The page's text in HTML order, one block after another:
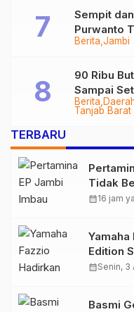
Berita Jambi
Sempit
Purwanto
Tungkal-
Berita
Tanjab Barat
90 Ribu
Sampai
Audit
TERBARU
Tidak
Migas
calendar_month16 jam
Edition
Retro
calendar_monthSenin, 3
Basmi